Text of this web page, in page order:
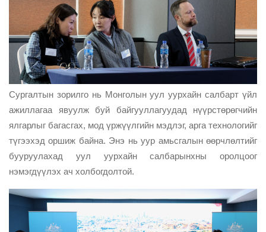
Сургалтын зорилго нь Монголын уул уурхайн салбарт үйл
ажиллагаа явуулж буй байгууллагуудад нүүрстөрөгчийн
ялгарлыг багасгах, мод үржүүлгийн мэдлэг, арга технологийг
түгээхэд оршиж байна. Энэ нь уур амьсгалын өөрчлөлтийг
бууруулахад уул уурхайн салбарынхны оролцоог
нэмэгдүүлэх ач холбогдолтой.